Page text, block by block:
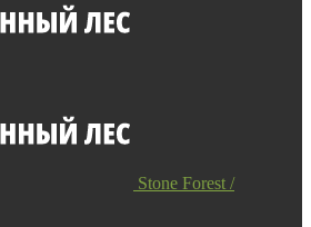
Stone Forest /